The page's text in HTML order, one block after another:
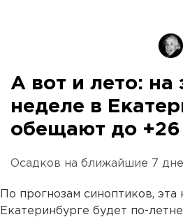
А вот и лето: на
неделе в
обещают до +26
Осадков на ближайшие 7
По прогнозам синоптиков, эта
Екатеринбурге будет по-